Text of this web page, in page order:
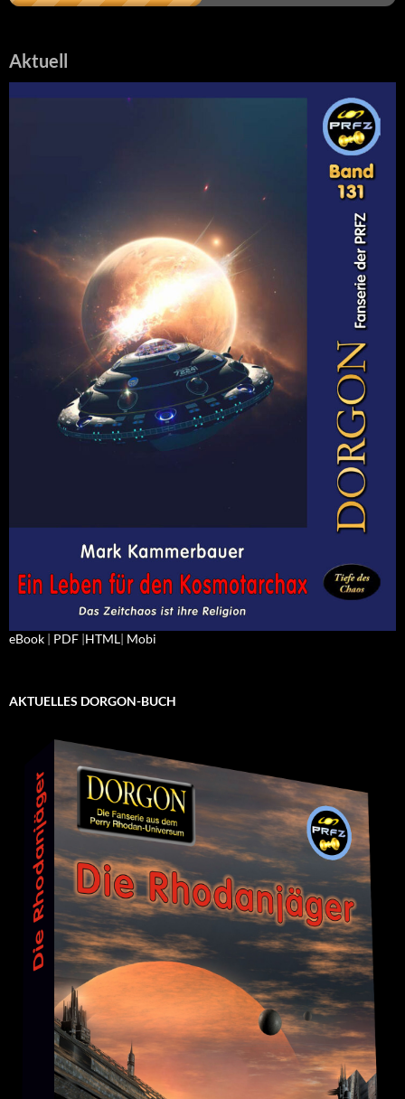
Aktuell
eBook | PDF |HTML| Mobi
AKTUELLES DORGON-BUCH